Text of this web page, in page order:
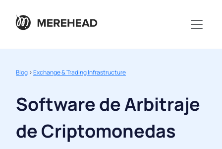
Blog >Exchange & Trading Infrastructure
Software de Arbitraje
de Criptomonedas